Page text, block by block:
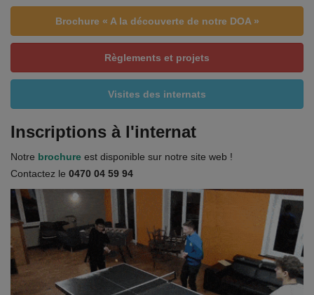
Brochure « A la découverte de notre DOA »
Règlements et projets
Visites des internats
Inscriptions à l'internat
Notre brochure est disponible sur notre site web !
Contactez le 0470 04 59 94